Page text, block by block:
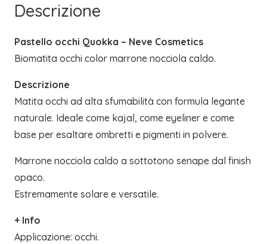
Descrizione
Pastello occhi Quokka – Neve Cosmetics
Biomatita occhi color marrone nocciola caldo.
Descrizione
Matita occhi ad alta sfumabilità con formula legante
naturale. Ideale come kajal, come eyeliner e come
base per esaltare ombretti e pigmenti in polvere.
Marrone nocciola caldo a sottotono senape dal finish
opaco.
Estremamente solare e versatile.
+ Info
Applicazione: occhi.